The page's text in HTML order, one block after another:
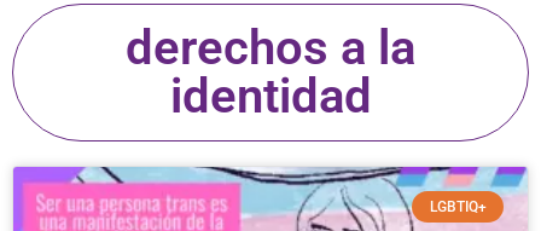
derechos a la
identidad
LGBTIQ+